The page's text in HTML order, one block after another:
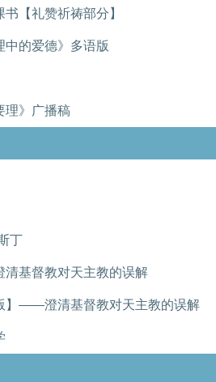
【礼赞祈祷部分】
中的爱德》多语版
理》广播稿
丁
基督教对天主教的误解
】——澄清基督教对天主教的误解